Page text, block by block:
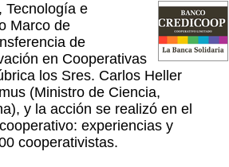
Tecnología e
Marco de
de
en Cooperativas
los Sres. Carlos Heller
(Ministro de Ciencia,
y la acción se realizó en el
experiencias y
cooperativistas.